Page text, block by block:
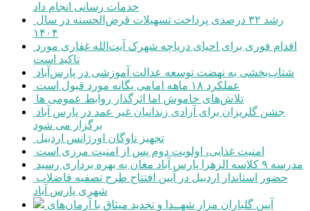
خدمات رسانی انجام داد
۱۴۰۴
تاکید است
شتاب‌بخشی به نهضت توسعه عدالت آموزشی در پارس‌آباد
عملکرد ۱۸ ماهه امامی یگانه مورد قبول است
تلاش‌های خاموش اما اثرگذار روابط عمومی ها
برگزار می شود
تجهیز ناوگان اورژانس اردبیل
امنیت غذایی، اولویت دوم پس از امنیت مرزی است
مدرسه ۹ کلاسه الزهرا پارس آباد مغان به بهره برداری رسید
شهری پارس آباد